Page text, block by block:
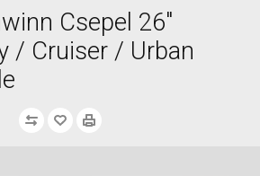
Csepel 26"
/ Cruiser / Urban